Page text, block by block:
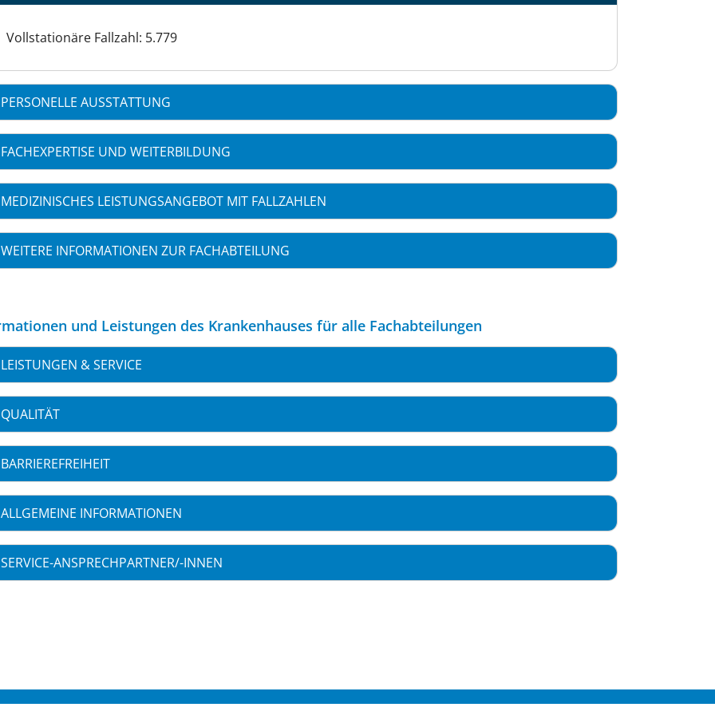
Vollstationäre Fallzahl: 5.779
PERSONELLE AUSSTATTUNG
FACHEXPERTISE UND WEITERBILDUNG
MEDIZINISCHES LEISTUNGSANGEBOT MIT FALLZAHLEN
WEITERE INFORMATIONEN ZUR FACHABTEILUNG
und Leistungen des Krankenhauses für alle Fachabteilungen
LEISTUNGEN & SERVICE
QUALITÄT
BARRIEREFREIHEIT
ALLGEMEINE INFORMATIONEN
SERVICE-ANSPRECHPARTNER/-INNEN